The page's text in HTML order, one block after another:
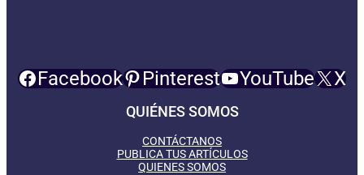
Facebook Pinterest YouTube X
QUIÉNES SOMOS
CONTÁCTANOS
PUBLICA TUS ARTÍCULOS
QUIENES SOMOS